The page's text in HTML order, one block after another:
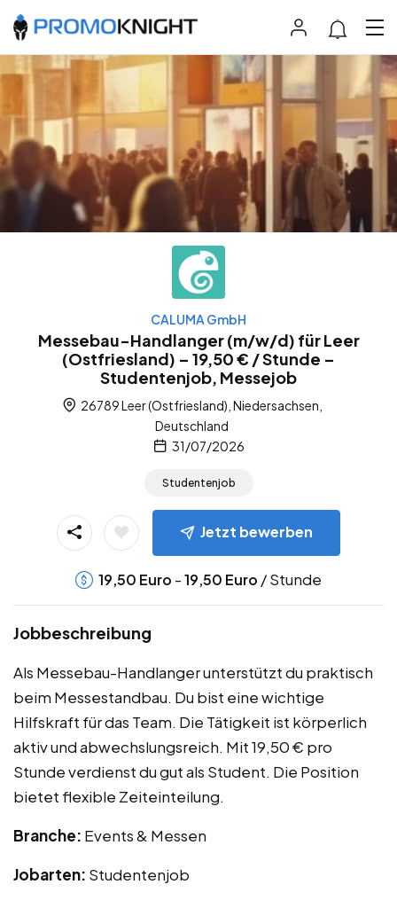
CALUMA GmbH
Messebau-Handlanger (m/w/d) für Leer
(Ostfriesland) – 19,50 € / Stunde –
Studentenjob, Messejob
26789 Leer (Ostfriesland), Niedersachsen,
Deutschland
31/07/2026
Studentenjob
Jetzt bewerben
19,50 Euro -19,50 Euro / Stunde
Jobbeschreibung
Als Messebau-Handlanger unterstützt du praktisch
beim Messestandbau. Du bist eine wichtige
Hilfskraft für das Team. Die Tätigkeit ist körperlich
aktiv und abwechslungsreich. Mit 19,50 € pro
Stunde verdienst du gut als Student. Die Position
bietet flexible Zeiteinteilung.
Branche: Events & Messen
Jobarten: Studentenjob